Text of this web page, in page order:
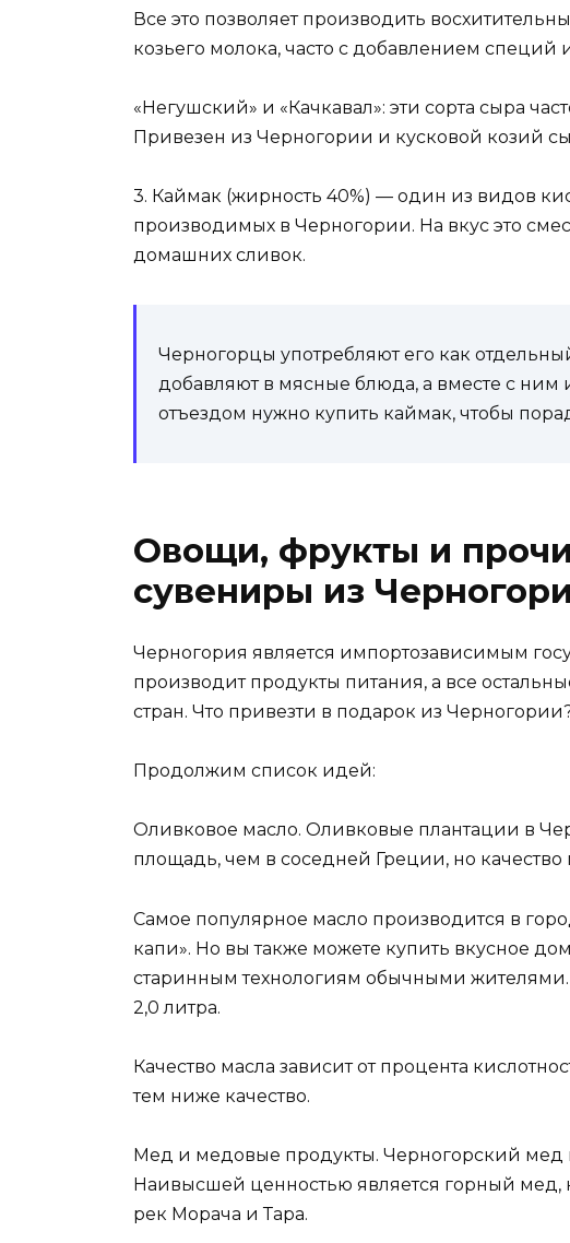
Все это позволяет производить
козьего молока, часто с добавлением специй
«Негушский» и «Качкавал»: эти сорта сыра
Привезен из Черногории и кусковой козий
3. Каймак (жирность 40%) — один из видов
производимых в Черногории. На вкус это
домашних сливок.
Черногорцы употребляют его как
добавляют в мясные блюда, а вместе с ним
отъездом нужно купить каймак, чтобы
Овощи, фрукты и
сувениры из
Черногория является импортозависимым
производит продукты питания, а все
стран. Что привезти в подарок из
Продолжим список идей:
Оливковое масло. Оливковые плантации в
площадь, чем в соседней Греции, но качество
Самое популярное масло производится в
капи». Но вы также можете купить вкусное
старинным технологиям обычными жителями.
2,0 литра.
Качество масла зависит от процента
тем ниже качество.
Мед и медовые продукты. Черногорский мед
Наивысшей ценностью является горный мед,
рек Морача и Тара.